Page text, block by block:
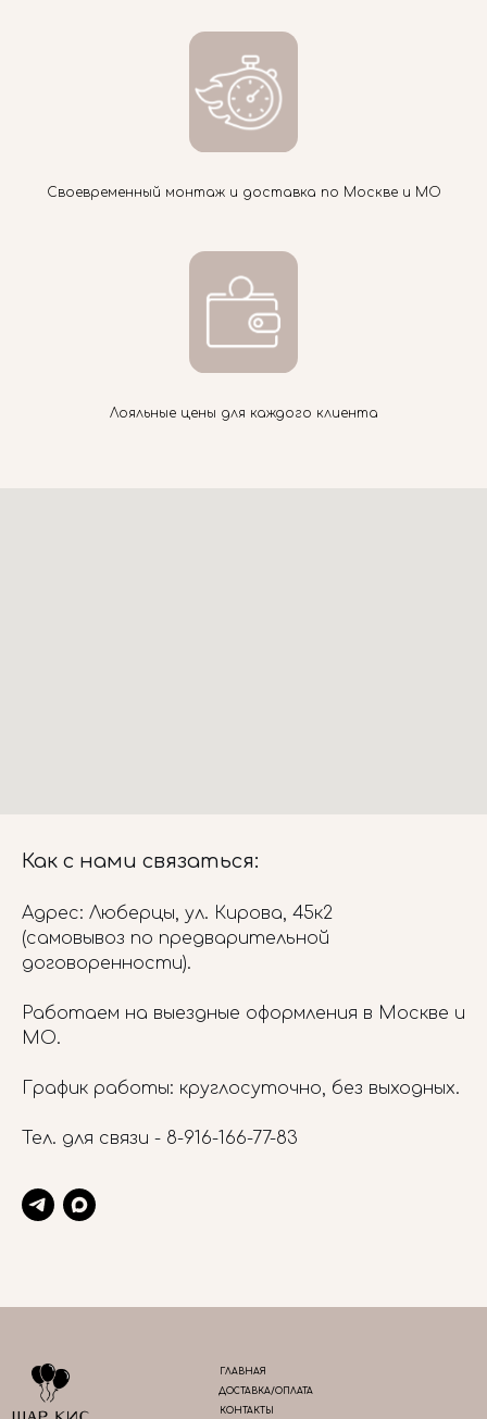
Своевременный монтаж и доставка по Москве и МО
Лояльные цены для каждого клиента
Как с нами связаться:
Адрес: Люберцы, ул. Кирова, 45к2
(самовывоз по предварительной
договоренности).
Работаем на выездные оформления в Москве и
МО.
График работы: круглосуточно, без выходных.
Тел. для связи - 8-916-166-77-83
ГЛАВНАЯ
ДОСТАВКА/ОПЛАТА
КОНТАКТЫ